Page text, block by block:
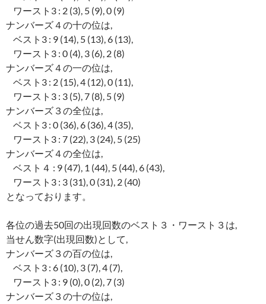
ワースト3 : 2 (3), 5 (9), 0 (9)
ナンバーズ４の十の位は,
ベスト3 : 9 (14), 5 (13), 6 (13),
ワースト3 : 0 (4), 3 (6), 2 (8)
ナンバーズ４の一の位は,
ベスト3 : 2 (15), 4 (12), 0 (11),
ワースト3 : 3 (5), 7 (8), 5 (9)
ナンバーズ３の全位は,
ベスト3 : 0 (36), 6 (36), 4 (35),
ワースト3 : 7 (22), 3 (24), 5 (25)
ナンバーズ４の全位は,
ベスト４ : 9 (47), 1 (44), 5 (44), 6 (43),
ワースト3 : 3 (31), 0 (31), 2 (40)
となっております。
各位の過去50回の出現回数のベスト３・ワースト３は,
当せん数字(出現回数)として,
ナンバーズ３の百の位は,
ベスト3 : 6 (10), 3 (7), 4 (7),
ワースト3 : 9 (0), 0 (2), 7 (3)
ナンバーズ３の十の位は,